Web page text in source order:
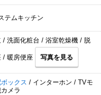
テムキッチン
/ 洗面化粧台 / 浴室乾燥機 / 脱
/ 暖房便座 写真を見る
ックス / インターホン / TVモ
メラ